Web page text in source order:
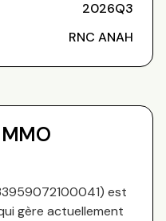
2026Q3
RNC ANAH
) est
gère actuellement